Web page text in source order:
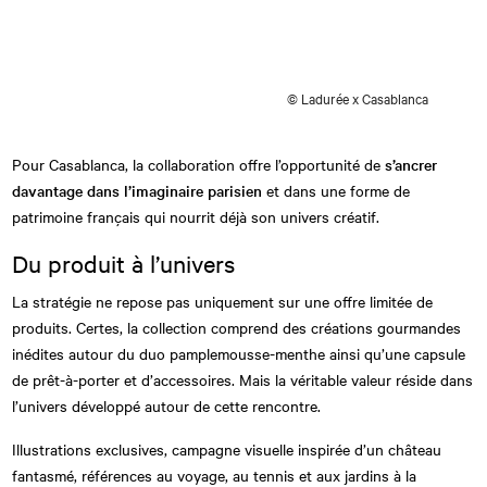
© Ladurée x Casablanca
Pour Casablanca, la collaboration offre l’opportunité des’ancrer
davantage dans l’imaginaire parisien et dans une forme de
patrimoine français qui nourrit déjà son univers créatif.
Du produit à l’univers
La stratégie ne repose pas uniquement sur une offre limitée de
produits. Certes, la collection comprend des créations gourmandes
inédites autour du duo pamplemousse-menthe ainsi qu’une capsule
de prêt-à-porter et d’accessoires. Mais la véritable valeur réside dans
l’univers développé autour de cette rencontre.
Illustrations exclusives, campagne visuelle inspirée d’un château
fantasmé, références au voyage, au tennis et aux jardins à la